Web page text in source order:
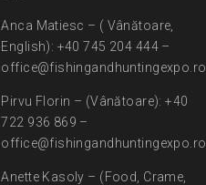
Anca Matiesc – ( Vânătoare,
English): +40 745 204 444 –
office@fishingandhuntingexpo.ro
Pirvu Florin – (Vânătoare): +40
722 936 869 –
office@fishingandhuntingexpo.ro
Anette Kasoly – (Food, Crame,